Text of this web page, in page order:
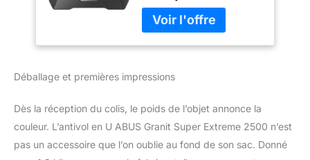
contre les rayures Sûr et
robuste : l'acier trempé
d'épaisseur dans le
assurent une sécurité
supplémentaire
Résistance polyvalente :
Déballage et premières impressions
Dès la réception du colis, le poids de l’objet annonce la
couleur. L’antivol en U ABUS Granit Super Extreme 2500 n’est
pas un accessoire que l’on oublie au fond de son sac. Donné